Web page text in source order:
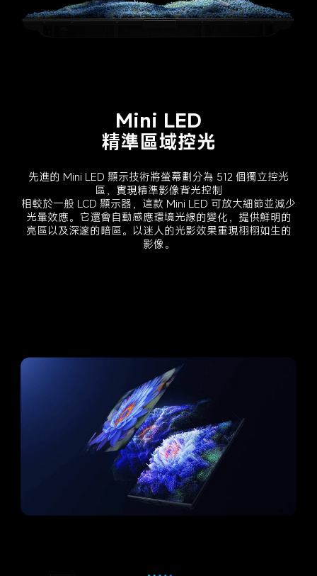
Mini LED
精準區域控光
先進的 Mini LED 顯示技術將螢幕劃分為 512 個獨立控光
區，實現精準影像背光控制
相較於一般 LCD 顯示器，這款 Mini LED 可放大細節並減少
光暈效應。它還會自動感應環境光線的變化，提供鮮明的
亮區以及深邃的暗區。以迷人的光影效果重現栩栩如生的
影像。